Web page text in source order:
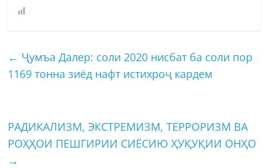
← Ҷумъа Далер: соли 2020 нисбат ба соли пор
1169 тонна зиёд нафт истихроҷ кардем
РАДИКАЛИЗМ, ЭКСТРЕМИЗМ, ТЕРРОРИЗМ ВА
РОҲҲОИ ПЕШГИРИИ СИЁСИЮ ҲУҚУҚИИ ОНҲО
→